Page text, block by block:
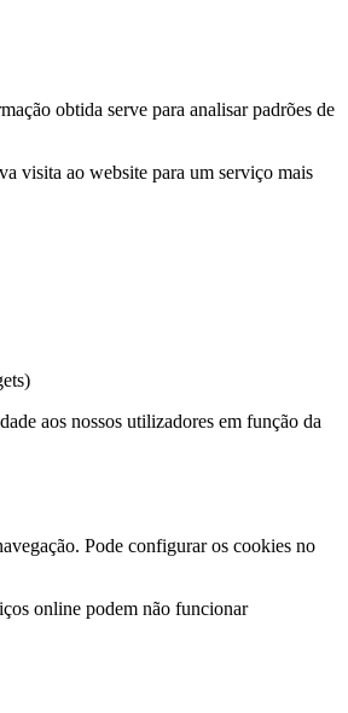
obtida serve para analisar padrões de
visita ao website para um serviço mais
aos nossos utilizadores em função da
Pode configurar os cookies no
online podem não funcionar